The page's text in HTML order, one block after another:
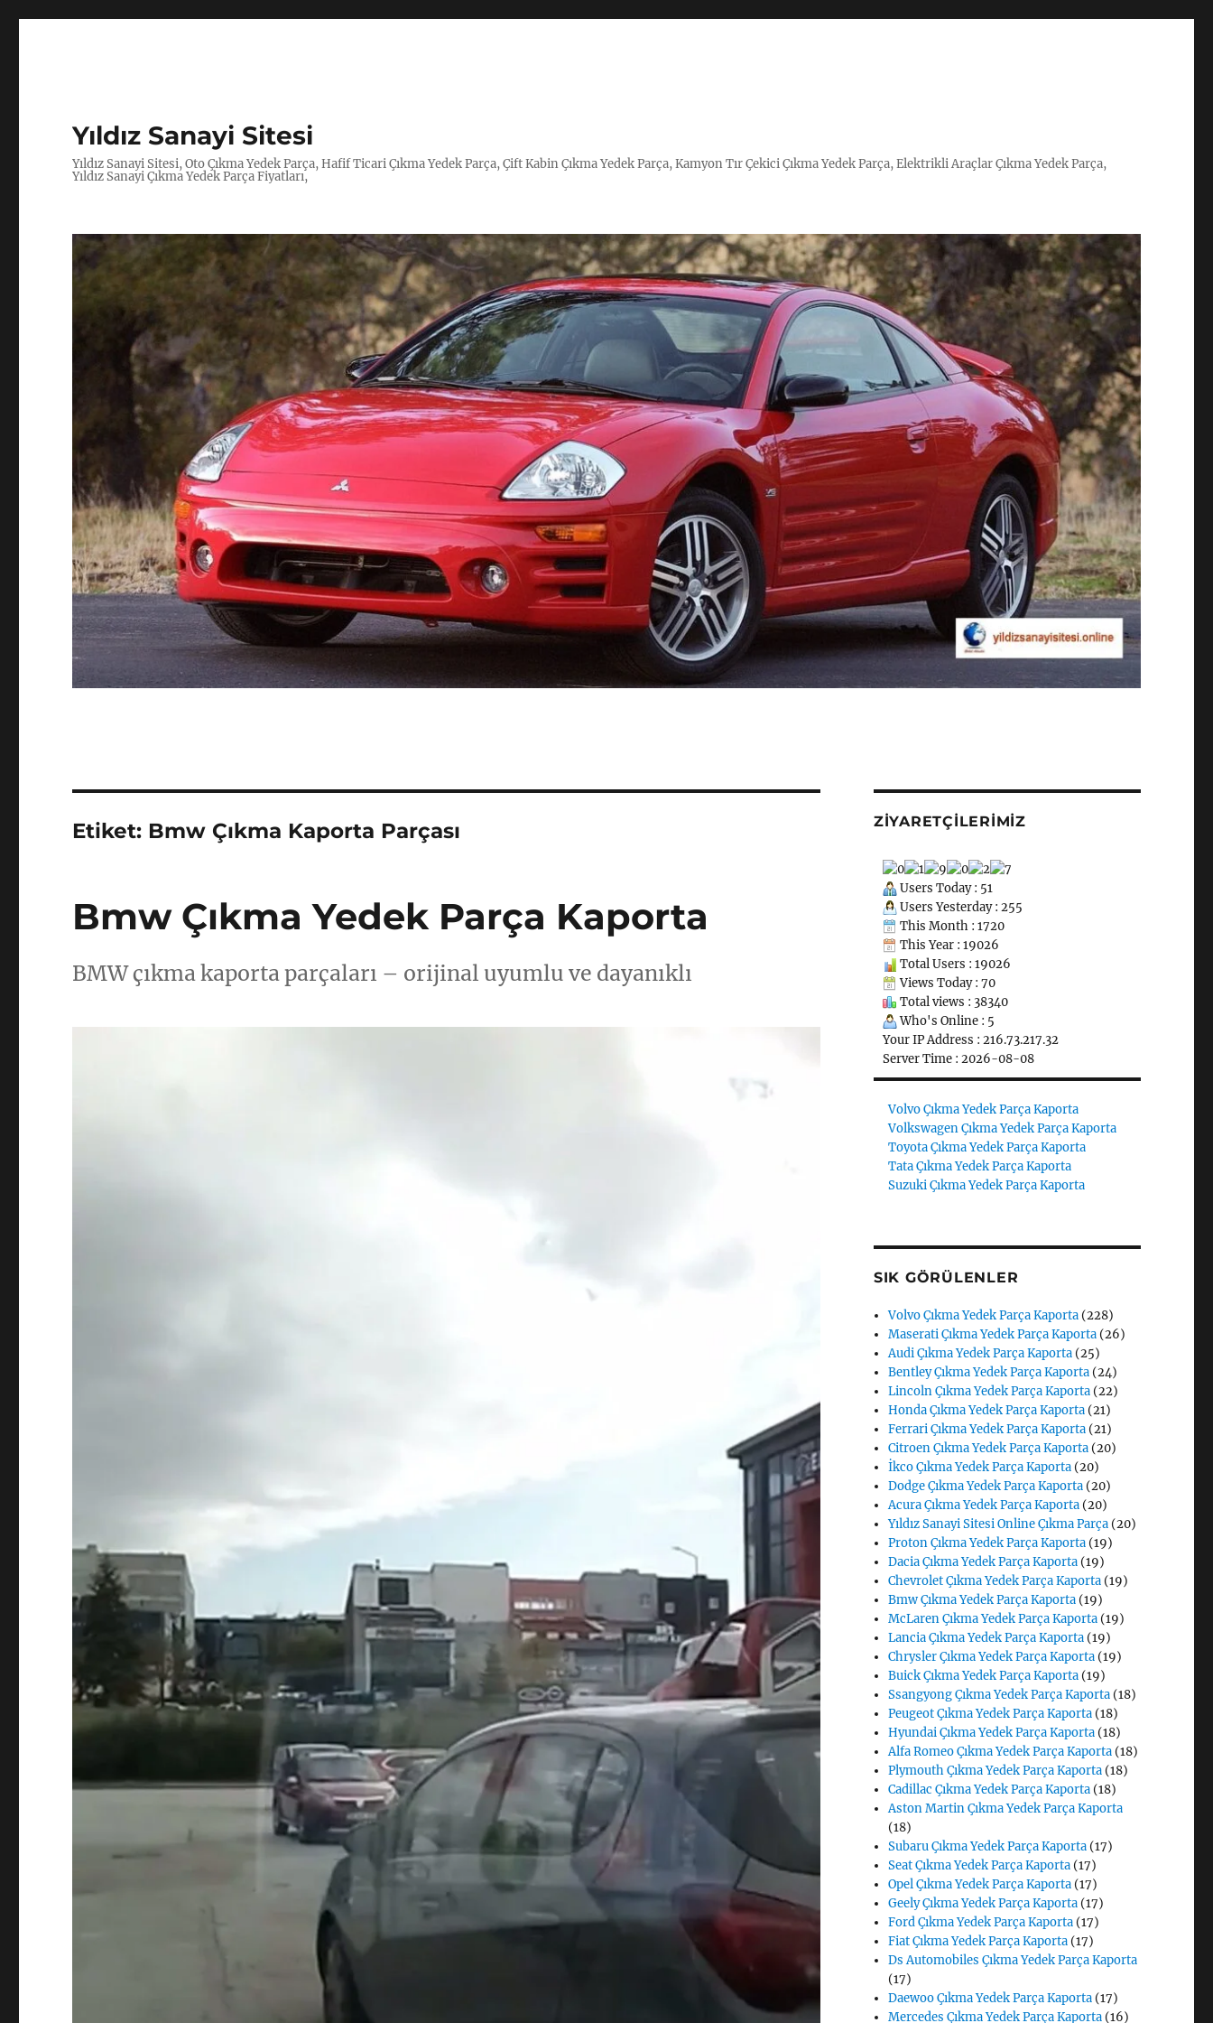
Yıldız Sanayi Sitesi
Yıldız Sanayi Sitesi, Oto Çıkma Yedek Parça, Hafif Ticari Çıkma Yedek Parça, Çift Kabin Çıkma Yedek Parça, Kamyon Tır Çekici Çıkma Yedek Parça, Elektrikli Araçlar Çıkma Yedek Parça,
Yıldız Sanayi Çıkma Yedek Parça Fiyatları,
Etiket: Bmw Çıkma Kaporta Parçası
Bmw Çıkma Yedek Parça Kaporta
BMW çıkma kaporta parçaları – orijinal uyumlu ve dayanıklı
ZIYARETÇILERIMIZ
Users Today : 51
Users Yesterday : 255
This Month : 1720
This Year : 19026
Total Users : 19026
Views Today : 70
Total views : 38340
Who's Online : 5
Your IP Address : 216.73.217.32
Server Time : 2026-08-08
Volvo Çıkma Yedek Parça Kaporta
Volkswagen Çıkma Yedek Parça Kaporta
Toyota Çıkma Yedek Parça Kaporta
Tata Çıkma Yedek Parça Kaporta
Suzuki Çıkma Yedek Parça Kaporta
SIK GÖRÜLENLER
Volvo Çıkma Yedek Parça Kaporta (228)
Maserati Çıkma Yedek Parça Kaporta (26)
Audi Çıkma Yedek Parça Kaporta (25)
Bentley Çıkma Yedek Parça Kaporta (24)
Lincoln Çıkma Yedek Parça Kaporta (22)
Honda Çıkma Yedek Parça Kaporta (21)
Ferrari Çıkma Yedek Parça Kaporta (21)
Citroen Çıkma Yedek Parça Kaporta (20)
İkco Çıkma Yedek Parça Kaporta (20)
Dodge Çıkma Yedek Parça Kaporta (20)
Acura Çıkma Yedek Parça Kaporta (20)
Yıldız Sanayi Sitesi Online Çıkma Parça (20)
Proton Çıkma Yedek Parça Kaporta (19)
Dacia Çıkma Yedek Parça Kaporta (19)
Chevrolet Çıkma Yedek Parça Kaporta (19)
Bmw Çıkma Yedek Parça Kaporta (19)
McLaren Çıkma Yedek Parça Kaporta (19)
Lancia Çıkma Yedek Parça Kaporta (19)
Chrysler Çıkma Yedek Parça Kaporta (19)
Buick Çıkma Yedek Parça Kaporta (19)
Ssangyong Çıkma Yedek Parça Kaporta (18)
Peugeot Çıkma Yedek Parça Kaporta (18)
Hyundai Çıkma Yedek Parça Kaporta (18)
Alfa Romeo Çıkma Yedek Parça Kaporta (18)
Plymouth Çıkma Yedek Parça Kaporta (18)
Cadillac Çıkma Yedek Parça Kaporta (18)
Aston Martin Çıkma Yedek Parça Kaporta
(18)
Subaru Çıkma Yedek Parça Kaporta (17)
Seat Çıkma Yedek Parça Kaporta (17)
Opel Çıkma Yedek Parça Kaporta (17)
Geely Çıkma Yedek Parça Kaporta (17)
Ford Çıkma Yedek Parça Kaporta (17)
Fiat Çıkma Yedek Parça Kaporta (17)
Ds Automobiles Çıkma Yedek Parça Kaporta
(17)
Daewoo Çıkma Yedek Parça Kaporta (17)
Mercedes Çıkma Yedek Parça Kaporta (16)